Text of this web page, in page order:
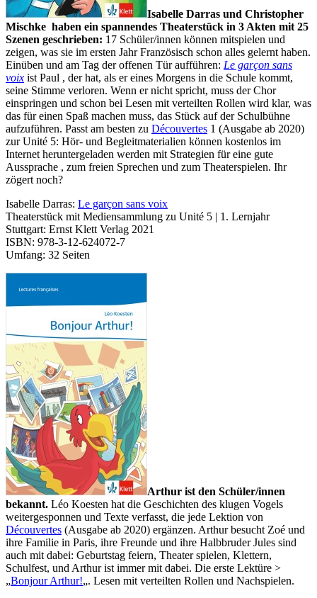
Isabelle Darras und Christopher
Mischke haben ein spannendes Theaterstück in 3 Akten mit 25
Szenen geschrieben: 17 Schüler/innen können mitspielen und
zeigen, was sie im ersten Jahr Französisch schon alles gelernt haben.
Einüben und am Tag der offenen Tür aufführen: Le garçon sans
voix ist Paul , der hat, als er eines Morgens in die Schule kommt,
seine Stimme verloren. Wenn er nicht spricht, muss der Chor
einspringen und schon bei Lesen mit verteilten Rollen wird klar, was
das für einen Spaß machen muss, das Stück auf der Schulbühne
aufzuführen. Passt am besten zu Découvertes 1 (Ausgabe ab 2020)
zur Unité 5: Hör- und Begleitmaterialien können kostenlos im
Internet heruntergeladen werden mit Strategien für eine gute
Aussprache , zum freien Sprechen und zum Theaterspielen. Ihr
zögert noch?
Isabelle Darras: Le garçon sans voix
Theaterstück mit Mediensammlung zu Unité 5 | 1. Lernjahr
Stuttgart: Ernst Klett Verlag 2021
ISBN: 978-3-12-624072-7
Umfang: 32 Seiten
Arthur ist den Schüler/innen
bekannt. Léo Koesten hat die Geschichten des klugen Vogels
weitergesponnen und Texte verfasst, die jede Lektion von
Découvertes (Ausgabe ab 2020) ergänzen. Arthur besucht Zoé und
ihre Familie in Paris, ihre Freunde und ihre Halbbruder Jules sind
auch mit dabei: Geburtstag feiern, Theater spielen, Klettern,
Schulfest, und Arthur ist immer mit dabei. Die erste Lektüre >
„Bonjour Arthur!„. Lesen mit verteilten Rollen und Nachspielen.